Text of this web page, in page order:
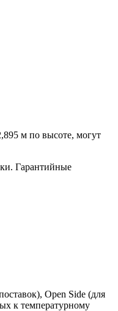
м по высоте, могут
Гарантийные
Open Side (для
к температурному